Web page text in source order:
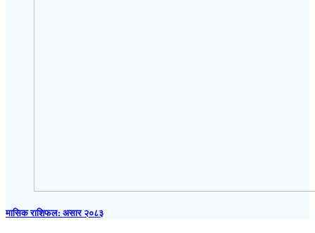
मासिक राशिफल: असार २०८३